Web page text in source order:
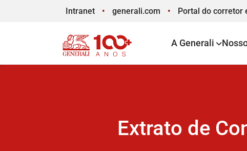
Intranet generali.com Portal do corretor
A Generali
Extrato de